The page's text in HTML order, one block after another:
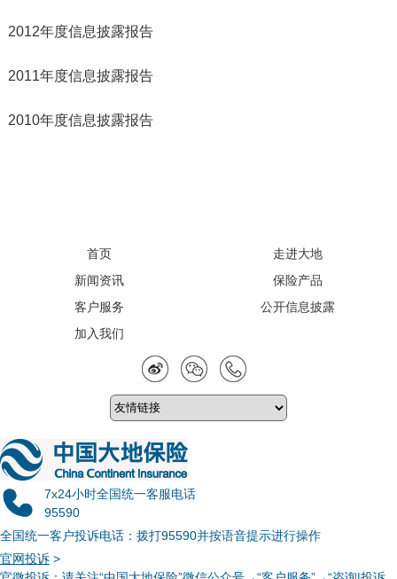
2012年度信息披露报告
2011年度信息披露报告
2010年度信息披露报告
首页
走进大地
新闻资讯
保险产品
客户服务
公开信息披露
加入我们
7x24小时全国统一客服电话
95590
全国统一客户投诉电话：拨打95590并按语音提示进行操作
官网投诉 >